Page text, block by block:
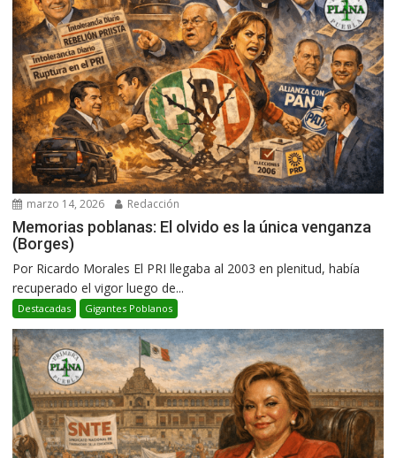
marzo 14, 2026 Redacción
Memorias poblanas: El olvido es la única venganza
(Borges)
Por Ricardo Morales El PRI llegaba al 2003 en plenitud, había
recuperado el vigor luego de...
Destacadas Gigantes Poblanos